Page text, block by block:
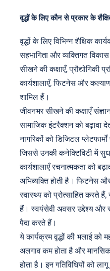
वृद्धों के लिए कौन से प्रकार के
वृद्धों के लिए विभिन्न शैक्षिक
सहभागिता और व्यक्तिगत
सीखने की कक्षाएँ, प्रौद्योगिकी
कार्यशालाएँ, फिटनेस और
शामिल हैं।
जीवनभर सीखने की कक्षाएँ
सामाजिक इंटरैक्शन को बढ़ावा
नागरिकों को डिजिटल
जिससे उनकी कनेक्टिविटी में
कार्यशालाएँ रचनात्मकता को
अभिव्यक्ति होती है। फिटनेस
स्वास्थ्य को प्रोत्साहित करते
हैं। स्वयंसेवी अवसर उद्देश्य और
पैदा करते हैं।
ये कार्यक्रम वृद्धों की भलाई को
अलगाव कम होता है और
होता है। इन गतिविधियों को